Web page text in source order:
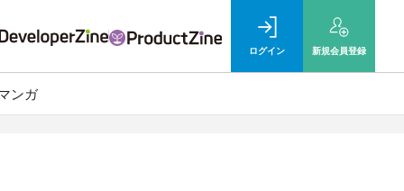
ログイン 新規会員登録
ンガ